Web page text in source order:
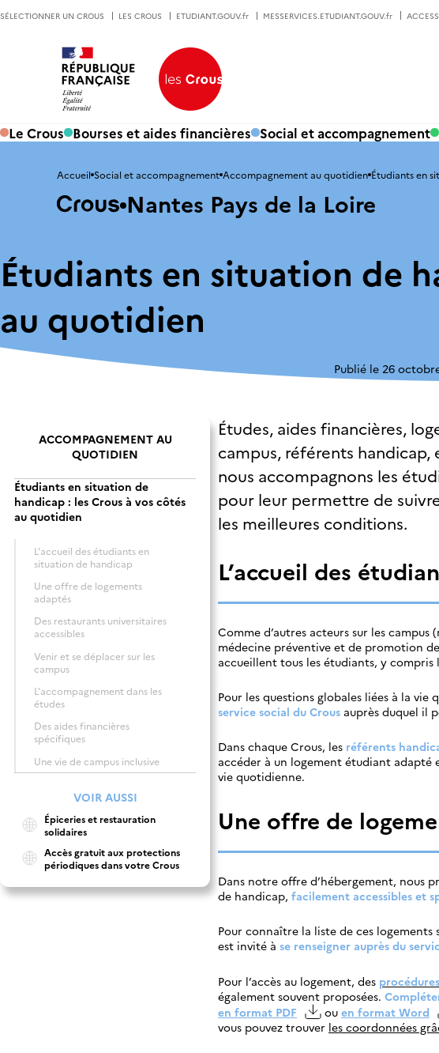
SÉLECTIONNER UN CROUS LES CROUS ETUDIANT.GOUV.fr MESSERVICES.ETUDIANT.GOUV.fr
Le Crous Bourses et aides financières Social et accompagnement
Accueil Social et accompagnement Accompagnement au quotidien Étudiants en
Nantes Pays de la Loire
Étudiants en situation de
au quotidien
Publié le 26
ACCOMPAGNEMENT AU
QUOTIDIEN
Étudiants en situation de
handicap : les Crous à vos côtés
au quotidien
L’accueil des étudiants en
situation de handicap
Une offre de logements
adaptés
Des restaurants universitaires
accessibles
Venir et se déplacer sur les
campus
L’accompagnement dans les
études
Des aides financières
spécifiques
Une vie de campus inclusive
VOIR AUSSI
Épiceries et restauration
solidaires
Accès gratuit aux protections
périodiques dans votre Crous
Études, aides financières,
campus, référents
nous accompagnons les
pour leur permettre de
les meilleures conditions.
L’accueil des
Comme d’autres acteurs sur les
médecine préventive et de promotion
accueillent tous les étudiants, y
Pour les questions globales liées à la
service social du Crous auprès duquel il
Dans chaque Crous, les référents
accéder à un logement étudiant adapté
vie quotidienne.
Une offre de
Dans notre offre d’hébergement, nous
de handicap, facilement accessibles et
Pour connaître la liste de ces
est invité à se renseigner auprès du
Pour l’accès au logement, des
également souvent proposées.
en format PDF
ou en format Word
vous pouvez trouver les coordonnées